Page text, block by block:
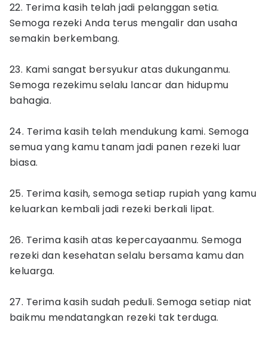
22. Terima kasih telah jadi pelanggan setia.
Semoga rezeki Anda terus mengalir dan usaha
semakin berkembang.
23. Kami sangat bersyukur atas dukunganmu.
Semoga rezekimu selalu lancar dan hidupmu
bahagia.
24. Terima kasih telah mendukung kami. Semoga
semua yang kamu tanam jadi panen rezeki luar
biasa.
25. Terima kasih, semoga setiap rupiah yang kamu
keluarkan kembali jadi rezeki berkali lipat.
26. Terima kasih atas kepercayaanmu. Semoga
rezeki dan kesehatan selalu bersama kamu dan
keluarga.
27. Terima kasih sudah peduli. Semoga setiap niat
baikmu mendatangkan rezeki tak terduga.